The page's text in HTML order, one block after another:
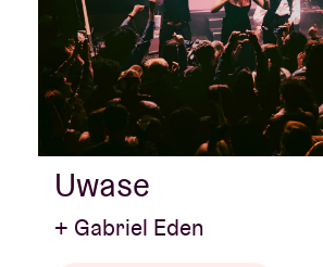
Uwase
+ Gabriel Eden